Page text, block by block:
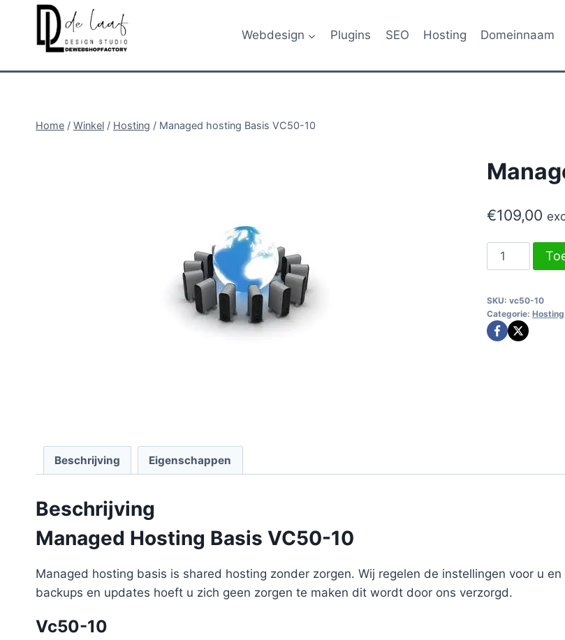
Doorgaan
inhoud
Webdesign Plugins SEO Hosting Domeinnaam
Home / Winkel / Hosting / Managed hosting Basis VC50-10
€109,00
Managed
hosting
VC50-
10
aantal
SKU: vc50-10
Categorie: Hosting
Beschrijving Eigenschappen
Beschrijving
Managed Hosting Basis VC50-10
Managed hosting basis is shared hosting zonder zorgen. Wij regelen de instellingen voor u
backups en updates hoeft u zich geen zorgen te maken dit wordt door ons verzorgd.
Vc50-10